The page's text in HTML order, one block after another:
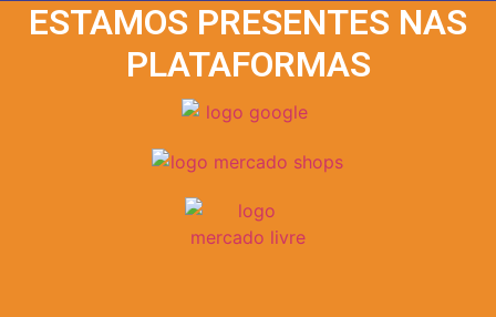
ESTAMOS PRESENTES NAS
PLATAFORMAS